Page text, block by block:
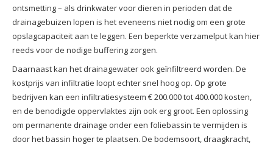
ontsmetting – als drinkwater voor dieren in perioden dat de
drainagebuizen lopen is het eveneens niet nodig om een grote
opslagcapaciteit aan te leggen. Een beperkte verzamelput kan hier
reeds voor de nodige buffering zorgen.
Daarnaast kan het drainagewater ook geïnfiltreerd worden. De
kostprijs van infiltratie loopt echter snel hoog op. Op grote
bedrijven kan een infiltratiesysteem € 200.000 tot 400.000 kosten,
en de benodigde oppervlaktes zijn ook erg groot. Een oplossing
om permanente drainage onder een foliebassin te vermijden is
door het bassin hoger te plaatsen. De bodemsoort, draagkracht,